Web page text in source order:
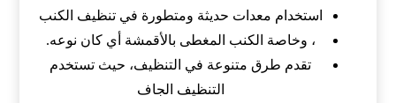
استخدام معدات حديثة ومتطورة في تنظيف الكنب
، وخاصة الكنب المغطى بالأقمشة أي كان نوعه.
تقدم طرق متنوعة في التنظيف، حيث تستخدم
التنظيف الجاف